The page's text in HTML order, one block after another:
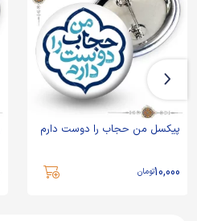
پیکسل من حجاب را دوست دارم
10,000تومان